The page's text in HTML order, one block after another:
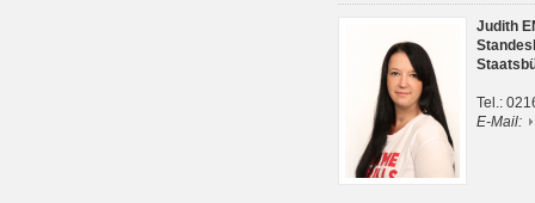
Judith
Tel.:
E-Mail: